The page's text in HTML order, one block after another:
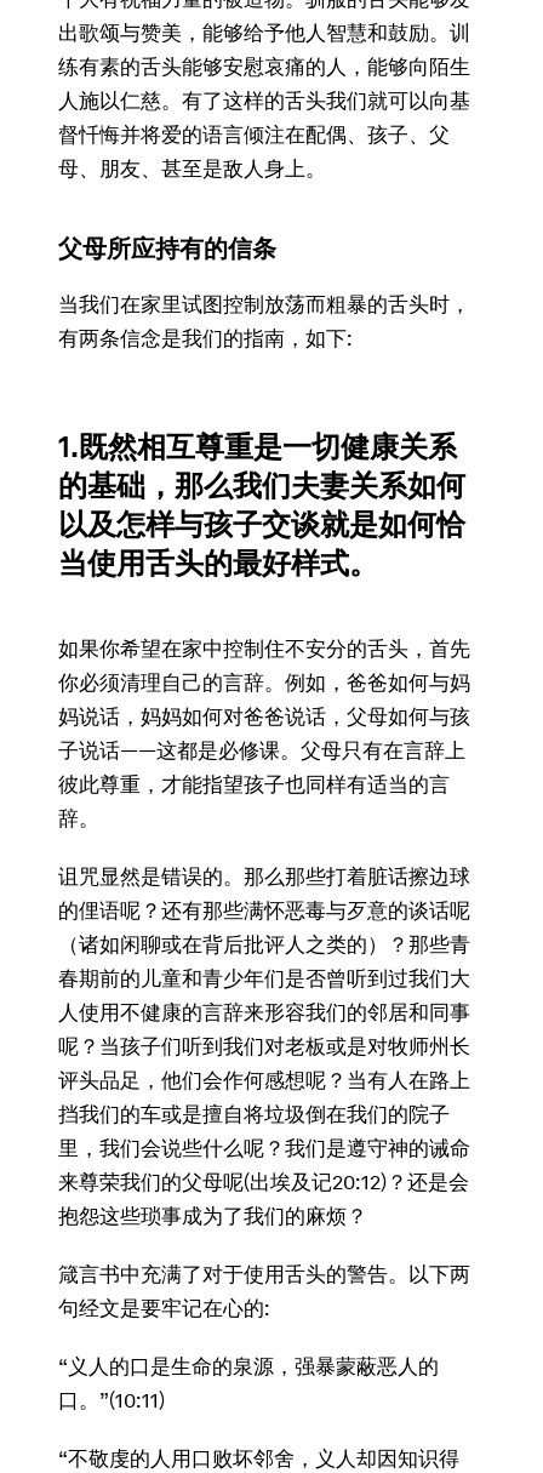
出歌颂与赞美，能够给予他人智慧和鼓励。训
练有素的舌头能够安慰哀痛的人，能够向陌生
人施以仁慈。有了这样的舌头我们就可以向基
督忏悔并将爱的语言倾注在配偶、孩子、父
母、朋友、甚至是敌人身上。
父母所应持有的信条
当我们在家里试图控制放荡而粗暴的舌头时，
有两条信念是我们的指南，如下:
1.既然相互尊重是一切健康关系
的基础，那么我们夫妻关系如何
以及怎样与孩子交谈就是如何恰
当使用舌头的最好样式。
如果你希望在家中控制住不安分的舌头，首先
你必须清理自己的言辞。例如，爸爸如何与妈
妈说话，妈妈如何对爸爸说话，父母如何与孩
子说话——这都是必修课。父母只有在言辞上
彼此尊重，才能指望孩子也同样有适当的言
辞。
诅咒显然是错误的。那么那些打着脏话擦边球
的俚语呢？还有那些满怀恶毒与歹意的谈话呢
（诸如闲聊或在背后批评人之类的）？那些青
春期前的儿童和青少年们是否曾听到过我们大
人使用不健康的言辞来形容我们的邻居和同事
呢？当孩子们听到我们对老板或是对牧师州长
评头品足，他们会作何感想呢？当有人在路上
挡我们的车或是擅自将垃圾倒在我们的院子
里，我们会说些什么呢？我们是遵守神的诫命
来尊荣我们的父母呢(出埃及记20:12)？还是会
抱怨这些琐事成为了我们的麻烦？
箴言书中充满了对于使用舌头的警告。以下两
句经文是要牢记在心的:
“义人的口是生命的泉源，强暴蒙蔽恶人的
口。”(10:11)
“不敬虔的人用口败坏邻舍，义人却因知识得